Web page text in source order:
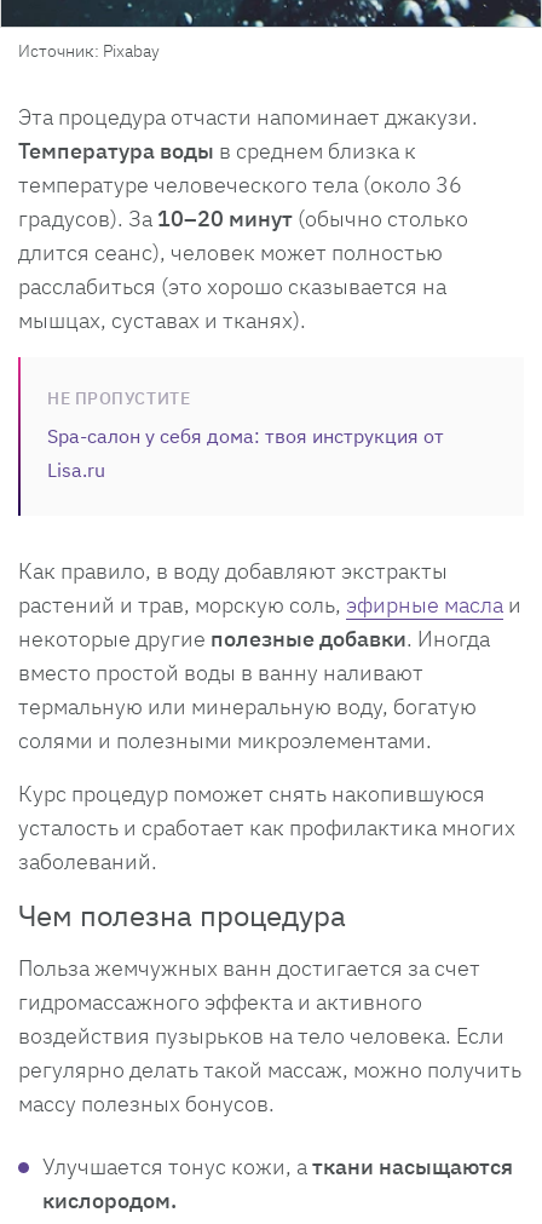
Источник: Pixabay
Эта процедура отчасти напоминает джакузи.
Температура воды в среднем близка к
температуре человеческого тела (около 36
градусов). За 10–20 минут (обычно столько
длится сеанс), человек может полностью
расслабиться (это хорошо сказывается на
мышцах, суставах и тканях).
НЕ ПРОПУСТИТЕ
Spa-салон у себя дома: твоя инструкция от
Lisa.ru
Как правило, в воду добавляют экстракты
растений и трав, морскую соль, эфирные масла и
некоторые другие полезные добавки. Иногда
вместо простой воды в ванну наливают
термальную или минеральную воду, богатую
солями и полезными микроэлементами.
Курс процедур поможет снять накопившуюся
усталость и сработает как профилактика многих
заболеваний.
Чем полезна процедура
Польза жемчужных ванн достигается за счет
гидромассажного эффекта и активного
воздействия пузырьков на тело человека. Если
регулярно делать такой массаж, можно получить
массу полезных бонусов.
Улучшается тонус кожи, аткани насыщаются
кислородом.